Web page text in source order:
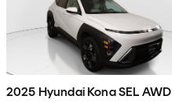
2025 Hyundai Kona SEL AWD